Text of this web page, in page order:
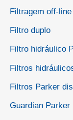
Filtragem off-line
Filtro duplo
Filtro hidráulico
Filtros
Filtros Parker
Guardian Parker